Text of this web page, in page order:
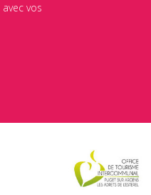
vos